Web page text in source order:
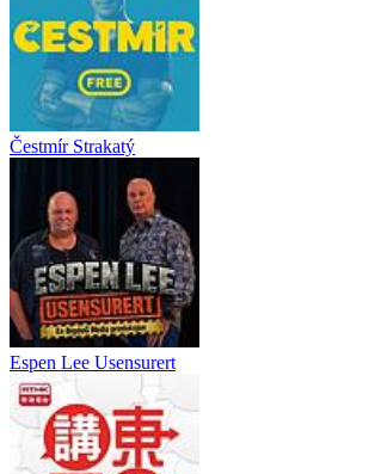
Čestmír Strakatý
Espen Lee Usensurert